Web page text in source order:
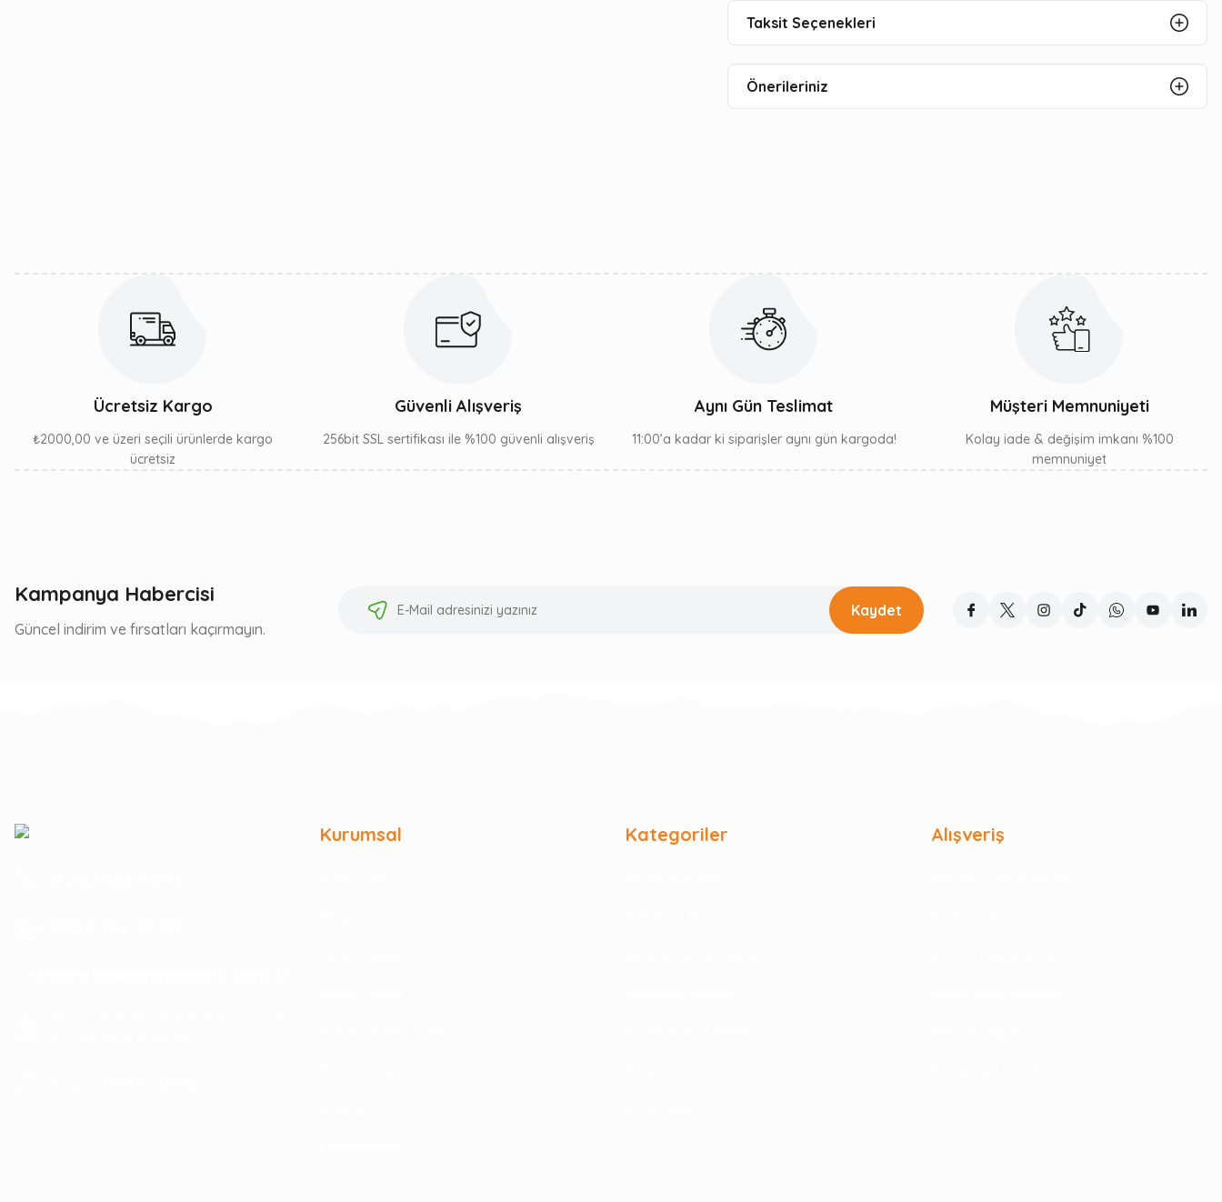
Taksit Seçenekleri
Önerileriniz
Ücretsiz Kargo
₺2000,00 ve üzeri seçili ürünlerde kargo
ücretsiz
Güvenli Alışveriş
256bit SSL sertifikası ile %100 güvenli alışveriş
Aynı Gün Teslimat
11:00’a kadar ki siparişler aynı gün kargoda!
Müşteri Memnuniyeti
Kolay iade & değişim imkanı %100
memnuniyet
Kampanya Habercisi
Güncel indirim ve fırsatları kaçırmayın.
Kaydet
Kurumsal Kategoriler Alışveriş